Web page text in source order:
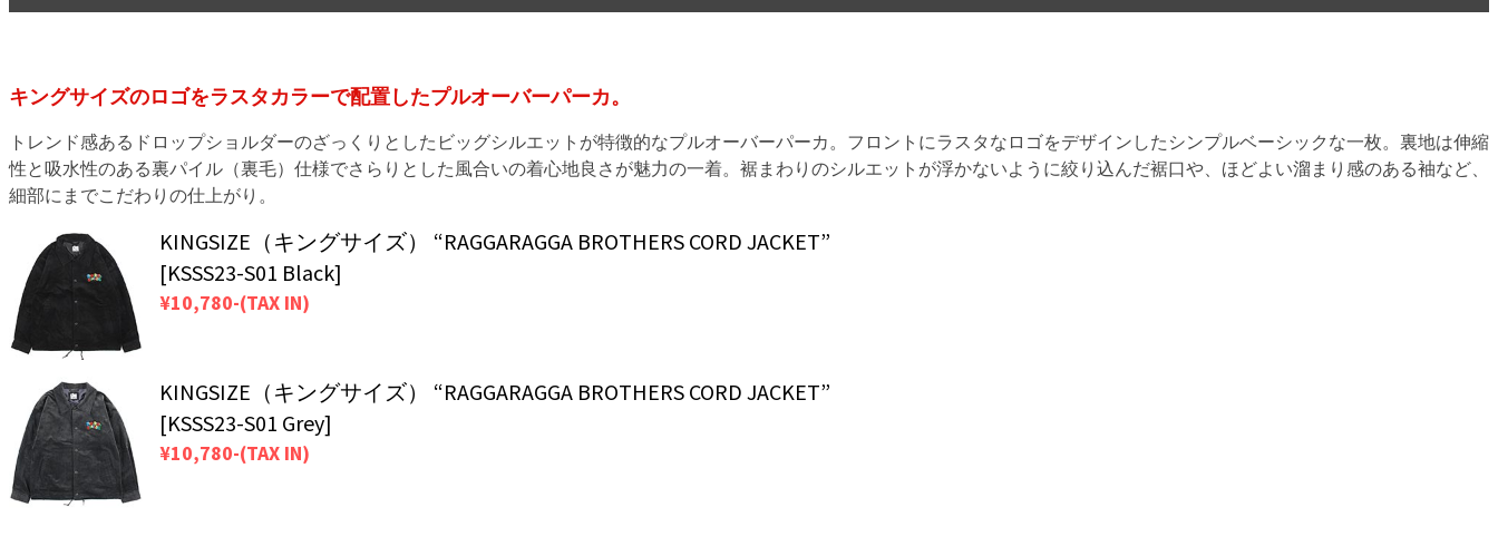
キングサイズのロゴをラスタカラーで配置したプルオーバーパーカ。
トレンド感あるドロップショルダーのざっくりとしたビッグシルエットが特徴的なプルオーバーパーカ。フロントにラスタなロゴをデザインしたシンプルベーシックな一枚。裏地は伸縮
性と吸水性のある裏パイル（裏毛）仕様でさらりとした風合いの着心地良さが魅力の一着。裾まわりのシルエットが浮かないように絞り込んだ裾口や、ほどよい溜まり感のある袖など、
細部にまでこだわりの仕上がり。
KINGSIZE（キングサイズ） “RAGGARAGGA BROTHERS CORD JACKET”
[KSSS23-S01 Black]
¥10,780-(TAX IN)
KINGSIZE（キングサイズ） “RAGGARAGGA BROTHERS CORD JACKET”
[KSSS23-S01 Grey]
¥10,780-(TAX IN)